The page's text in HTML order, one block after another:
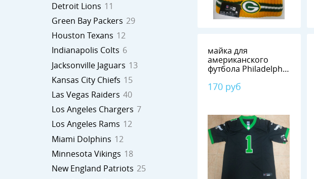
Detroit Lions 11
Green Bay Packers 29
Houston Texans 12
Indianapolis Colts 6
Jacksonville Jaguars 13
Kansas City Chiefs 15
Las Vegas Raiders 40
Los Angeles Chargers 7
Los Angeles Rams 12
Miami Dolphins 12
Minnesota Vikings 18
New England Patriots 25
майка для
американского
футбола Philadelphia
170 руб